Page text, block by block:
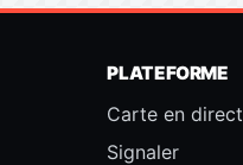
PLATEFORME
Carte en direct
Signaler